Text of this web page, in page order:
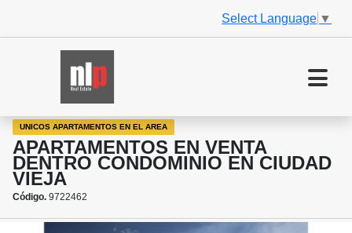
Select Language ▼
UNICOS APARTAMENTOS EN EL AREA
APARTAMENTOS EN VENTA
DENTRO CONDOMINIO EN CIUDAD
VIEJA
Código. 9722462